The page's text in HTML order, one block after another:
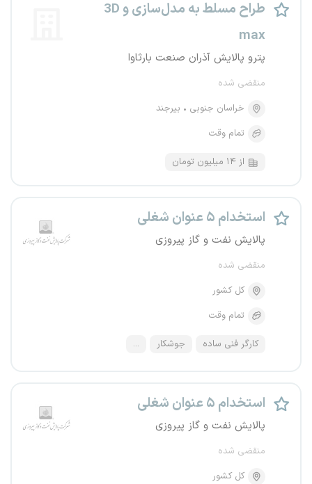
طراح مسلط به مدل‌سازی و 3D
max
پترو پالایش آذران صنعت بارثاوا
منقضی شده
خراسان جنوبی
بیرجند
تمام وقت
از ۱۴ میلیون تومان
استخدام ۵ عنوان شغلی
پالایش نفت و گاز پیروزی
منقضی شده
کل کشور
تمام وقت
کارگر فنی ساده جوشکار ...
استخدام ۵ عنوان شغلی
پالایش نفت و گاز پیروزی
منقضی شده
کل کشور